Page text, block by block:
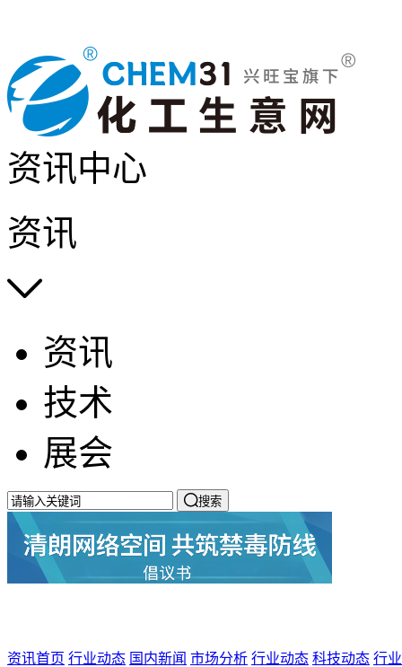
资讯中心
资讯

资讯
技术
展会
搜索
资讯首页 行业动态 国内新闻 市场分析 行业动态 科技动态 行